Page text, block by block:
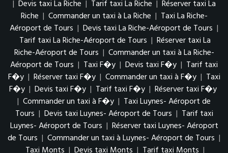
| Devis taxi La Riche | Tarif taxi La Riche | Réserver taxi La
Riche | Commander un taxi à La Riche | Taxi La Riche-
Aéroport de Tours | Devis taxi La Riche-Aéroport de Tours |
Tarif taxi La Riche-Aéroport de Tours | Réserver taxi La
Riche-Aéroport de Tours | Commander un taxi à La Riche-
Aéroport de Tours | Taxi F�y | Devis taxi F�y | Tarif taxi
F�y | Réserver taxi F�y | Commander un taxi à F�y | Taxi
F�y | Devis taxi F�y | Tarif taxi F�y | Réserver taxi F�y
| Commander un taxi à F�y | Taxi Luynes- Aéroport de
Tours | Devis taxi Luynes- Aéroport de Tours | Tarif taxi
Luynes- Aéroport de Tours | Réserver taxi Luynes- Aéroport
de Tours | Commander un taxi à Luynes- Aéroport de Tours |